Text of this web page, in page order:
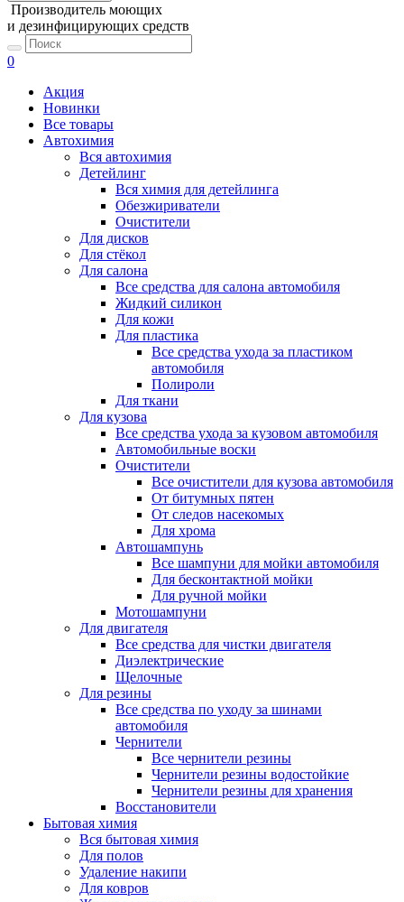
Производитель моющих
и дезинфицирующих средств
0
Акция
Новинки
Все товары
Автохимия
Вся автохимия
Детейлинг
Вся химия для детейлинга
Обезжириватели
Очистители
Для дисков
Для стёкол
Для салона
Все средства для салона автомобиля
Жидкий силикон
Для кожи
Для пластика
Все средства ухода за пластиком
автомобиля
Полироли
Для ткани
Для кузова
Все средства ухода за кузовом автомобиля
Автомобильные воски
Очистители
Все очистители для кузова автомобиля
От битумных пятен
От следов насекомых
Для хрома
Автошампунь
Все шампуни для мойки автомобиля
Для бесконтактной мойки
Для ручной мойки
Мотошампуни
Для двигателя
Все средства для чистки двигателя
Диэлектрические
Щелочные
Для резины
Все средства по уходу за шинами
автомобиля
Чернители
Все чернители резины
Чернители резины водостойкие
Чернители резины для хранения
Восстановители
Бытовая химия
Вся бытовая химия
Для полов
Удаление накипи
Для ковров